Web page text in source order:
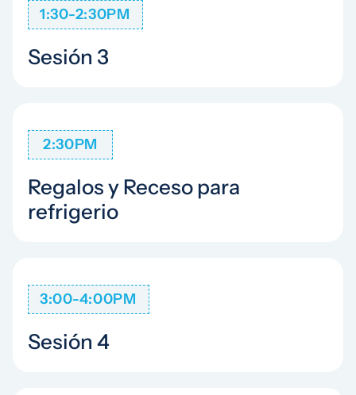
1:30-2:30PM
Sesión 3
2:30PM
Regalos y Receso para
refrigerio
3:00-4:00PM
Sesión 4